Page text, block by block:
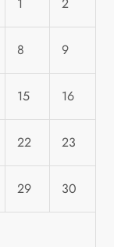
8 9
15 16
22 23
29 30